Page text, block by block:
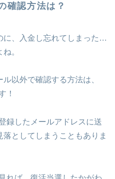
確認方法は？
に、入金し忘れてしまった…
。
以外で確認する方法は、
！
録したメールアドレスに送
としてしまうこともありま